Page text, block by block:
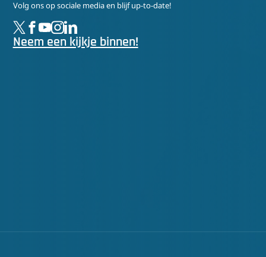
Volg ons op sociale media en blijf up-to-date!
Neem een kijkje binnen!